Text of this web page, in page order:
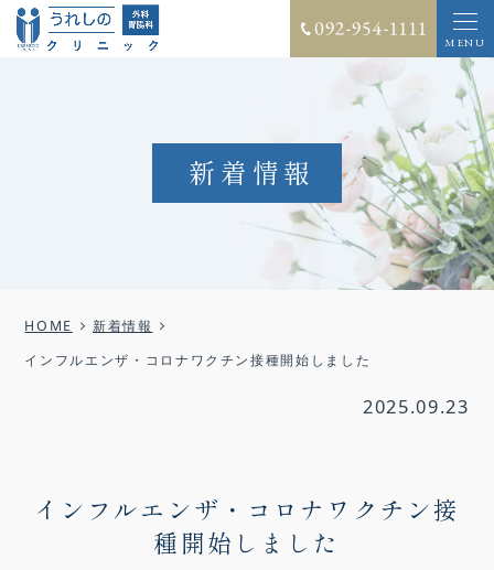
新着情報
HOME
新着情報
インフルエンザ・コロナワクチン接種開始しました
2025.09.23
インフルエンザ・コロナワクチン接
種開始しました